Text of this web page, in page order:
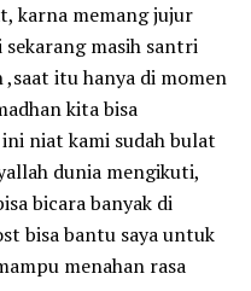
karna memang jujur
masih santri
itu hanya di momen
kita bisa
niat kami sudah bulat
dunia mengikuti,
bicara banyak di
bisa bantu saya untuk
menahan rasa